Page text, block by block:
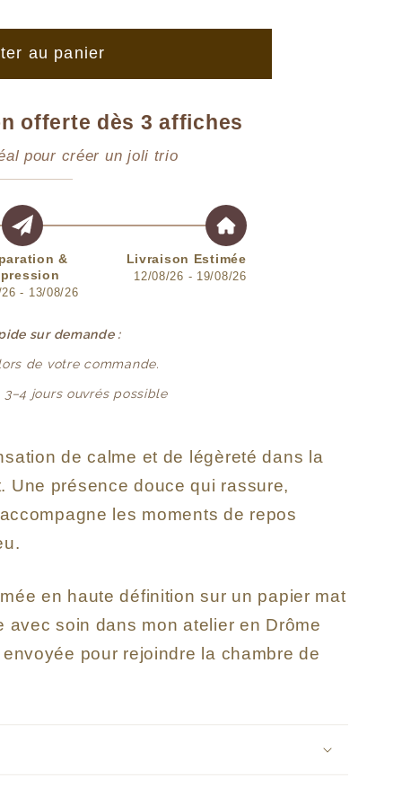
au panier
offerte dès 3 affiches
pour créer un joli trio
&
- 13/08/26
Livraison Estimée
12/08/26 - 19/08/26
sur demande :
de votre commande.
jours ouvrés possible
de calme et de légèreté dans la
Une présence douce qui rassure,
les moments de repos
en haute définition sur un papier mat
avec soin dans mon atelier en Drôme
pour rejoindre la chambre de